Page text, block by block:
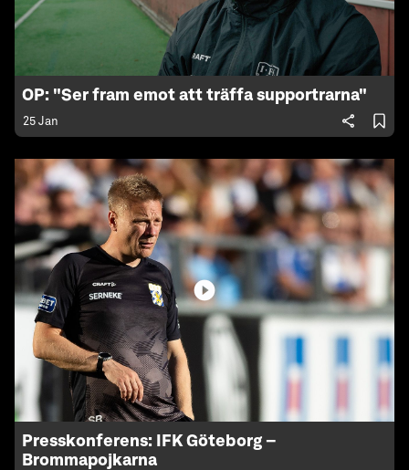
OP: "Ser fram emot att träffa supportrarna"
25 Jan
Presskonferens: IFK Göteborg –
Brommapojkarna